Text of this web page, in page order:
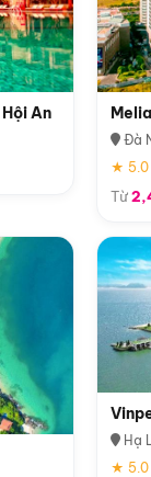
An
Đà
★ 5.0
Từ
Hạ
★ 5.0